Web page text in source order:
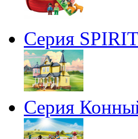
Серия
Серия